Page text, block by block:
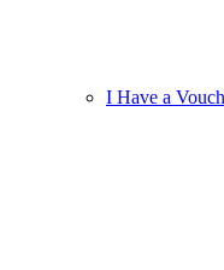
I Have a